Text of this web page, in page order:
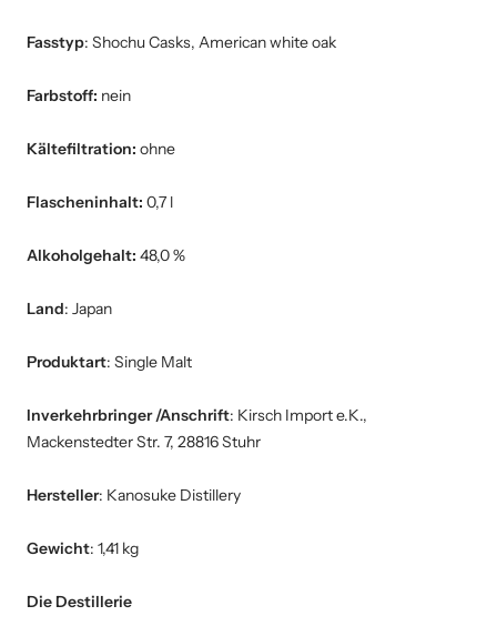
Fasstyp: Shochu Casks, American white oak
Farbstoff: nein
Kältefiltration: ohne
Flascheninhalt: 0,7 l
Alkoholgehalt: 48,0 %
Land: Japan
Produktart: Single Malt
Inverkehrbringer /Anschrift: Kirsch Import e.K.,
Mackenstedter Str. 7, 28816 Stuhr
Hersteller: Kanosuke Distillery
Gewicht: 1,41 kg
Die Destillerie